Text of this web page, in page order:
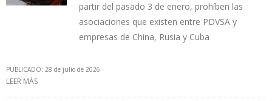
partir del pasado 3 de enero, prohíben las
asociaciones que existen entre PDVSA y
empresas de China, Rusia y Cuba
PUBLICADO: 28 de julio de 2026
LEER MÁS